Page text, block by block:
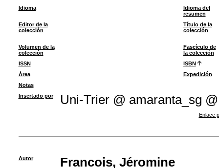
Idioma
Idioma del
resumen
Editor de la
colección
Título de la
colección
Volumen de la
colección
Fascículo de
la colección
ISSN
ISBN
Área
Expedición
Notas
Insertado por
Uni-Trier @ amaranta_sg @
Enlace
Autor Francois, Jéromine